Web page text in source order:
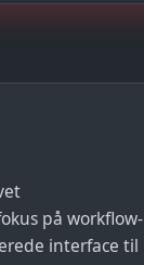
på workflow-
interface til